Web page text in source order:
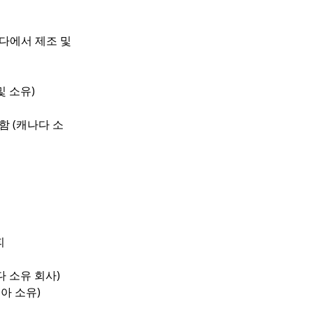
에서 제조 및
소유)
(캐나다 소
소유 회사)
소유)